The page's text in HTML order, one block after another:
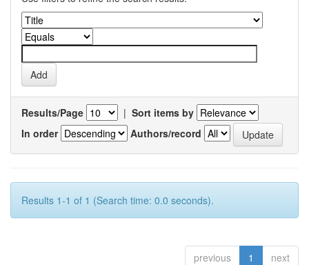
Results/Page | Sort items by
In order
Authors/record
Results 1-1 of 1 (Search time: 0.0 seconds).
previous 1 next